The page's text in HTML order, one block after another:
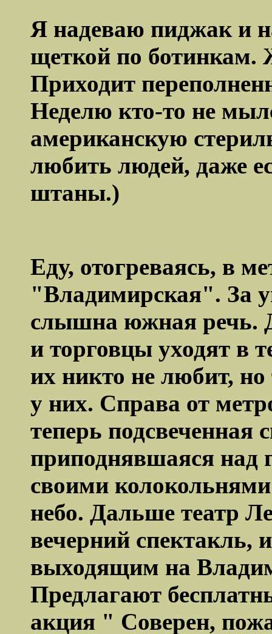
Я надеваю пиджак и
щеткой по ботинкам.
Приходит
Неделю кто-то не
американскую
любить людей, даже
штаны.)
Еду, отогреваясь, в
"Владимирская". За
слышна южная речь.
и торговцы уходят в
их никто не любит,
у них. Справа от
теперь подсвеченная
приподнявшаяся над
своими колокольнями
небо. Дальше театр
вечерний спектакль,
выходящим на
Предлагают
акция " Соверен,